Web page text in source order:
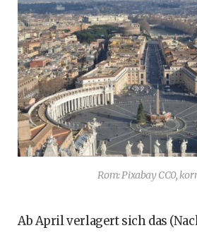
Rom: Pixabay CC0,
Ab April verlagert sich das